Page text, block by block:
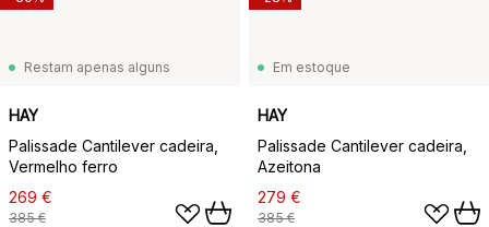
Restam apenas alguns
HAY
Palissade Cantilever cadeira,
Vermelho ferro
269 €
385 €
Em estoque
HAY
Palissade Cantilever cadeira,
Azeitona
279 €
385 €